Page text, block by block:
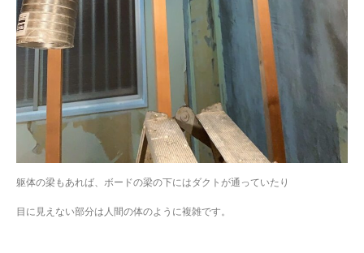
躯体の梁もあれば、ボードの梁の下にはダクトが通っていたり
目に見えない部分は人間の体のように複雑です。